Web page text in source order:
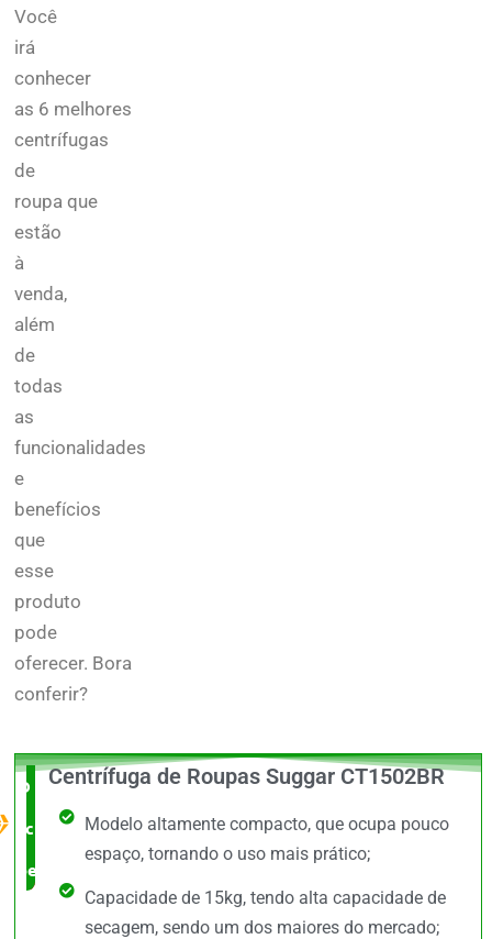
Você
irá
conhecer
as 6 melhores
centrífugas
de
roupa que
estão
à
venda,
além
de
todas
as
funcionalidades
e
benefícios
que
esse
produto
pode
oferecer. Bora
conferir?
O Melhor
custo x
benefício
Centrífuga de Roupas Suggar​ CT1502BR
Modelo altamente compacto, que ocupa pouco
espaço, tornando o uso mais prático;
Capacidade de 15kg, tendo alta capacidade de
secagem, sendo um dos maiores do mercado;